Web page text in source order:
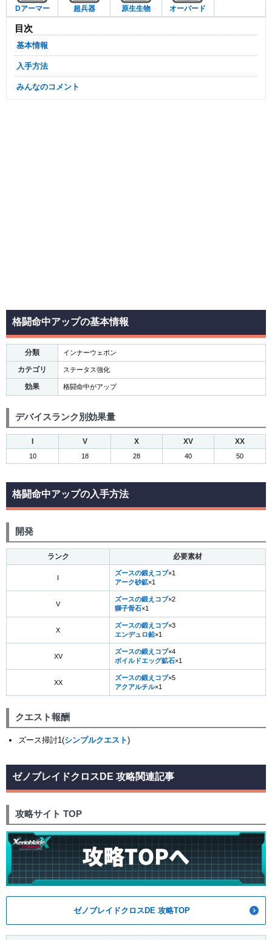
Dアーマー 超兵器 原生生物 オーバード
目次
基本情報
入手方法
みんなのコメント
格闘命中アップの基本情報
分類 インナーウェポン
カテゴリ ステータス強化
効果 格闘命中がアップ
デバイスランク別効果量
V X XV XX
10 18 28 40 50
格闘命中アップの入手方法
開発
ランク 必要素材
ズースの鍛えコブ×1
アーク砂鉱×1
V
ズースの鍛えコブ×2
獅子骨石×1
X
ズースの鍛えコブ×3
エンデュロ鉛×1
XV
ズースの鍛えコブ×4
ボイルドエッグ鉱石×1
XX
ズースの鍛えコブ×5
アクアルチル×1
クエスト報酬
ズース掃討1(シンプルクエスト)
ゼノブレイドクロスDE 攻略関連記事
攻略サイト TOP
ゼノブレイドクロスDE 攻略TOP